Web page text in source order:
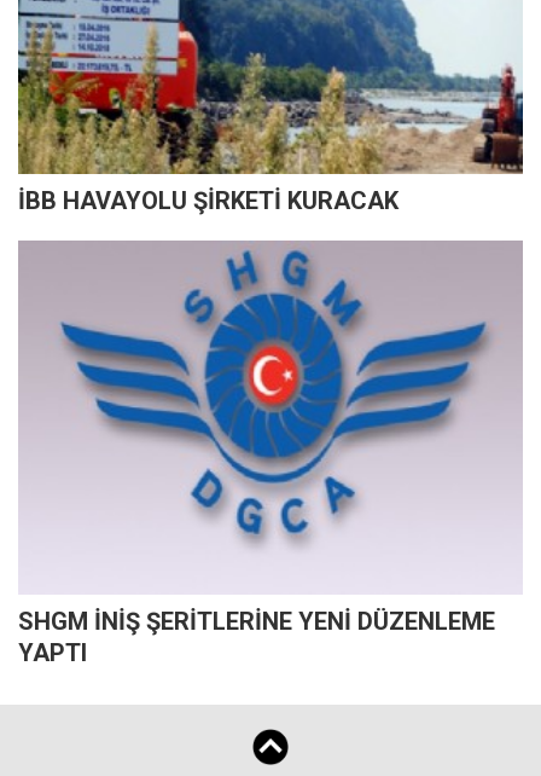
İBB HAVAYOLU ŞİRKETİ KURACAK
SHGM İNİŞ ŞERİTLERİNE YENİ DÜZENLEME
YAPTI